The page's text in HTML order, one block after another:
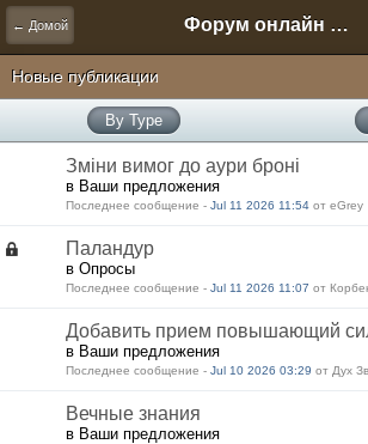
← Домой Форум онлайн игры "Новая Эра" (Нюра Биз)
Новые публикации
By Type
Зміни вимог до аури броні
в Ваши предложения
Последнее сообщение - Jul 11 2026 11:54 от eGrey
Паландур
в Опросы
Последнее сообщение - Jul 11 2026 11:07 от
Добавить прием повышающий
в Ваши предложения
Последнее сообщение - Jul 10 2026 03:29 от Дух
Вечные знания
в Ваши предложения